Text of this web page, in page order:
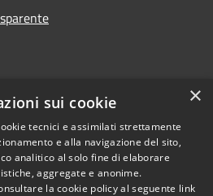
Copyright © 2026 • Comune di
×
sui cookie
tecnici e assimilati strettamente
e alla navigazione del sito,
analitico al solo fine di elaborare
aggregate e anonime.
la cookie policy al seguente link